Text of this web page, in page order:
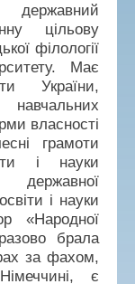
цільову
філології
Має
України,
власності
грамоти
і науки
і науки
«Народної
брала
за фахом,
є